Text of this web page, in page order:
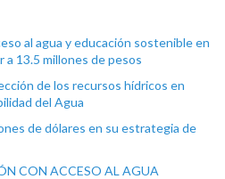
al agua y educación sostenible en
a 13.5 millones de pesos
de los recursos hídricos en
del Agua
de dólares en su estrategia de
CON ACCESO AL AGUA